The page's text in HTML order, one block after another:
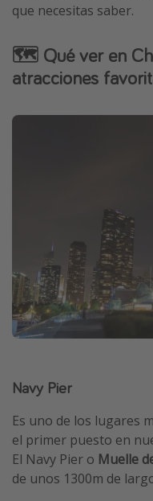
que necesitas saber.
🗺️ Qué ver en
atracciones
Navy Pier
Es uno de los lugares
el primer puesto en
El Navy Pier o Muelle
de unos 1300m de